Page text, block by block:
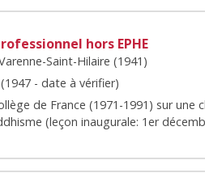
hors EPHE
Saint-Hilaire (1941)
- date à vérifier)
de France (1971-1991) sur une
(leçon inaugurale: 1er